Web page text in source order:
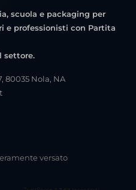
scuola e packaging per
e professionisti con Partita
settore.
80035 Nola, NA
versato